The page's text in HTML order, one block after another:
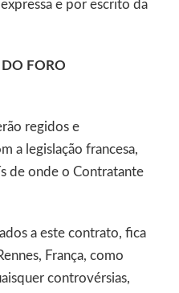
e por escrito da
DO FORO
regidos e
a legislação francesa,
de onde o Contratante
a este contrato, fica
França, como
controvérsias,